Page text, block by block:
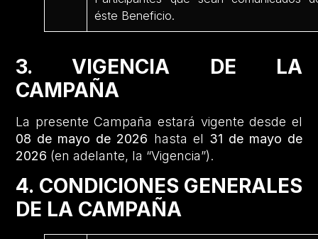
éste Beneficio.
3. VIGENCIA DE LA
CAMPAÑA
La presente Campaña estará vigente desde el
08 de mayo de 2026 hasta el 31 de mayo de
2026 (en adelante, la “Vigencia”).
4. CONDICIONES GENERALES
DE LA CAMPAÑA